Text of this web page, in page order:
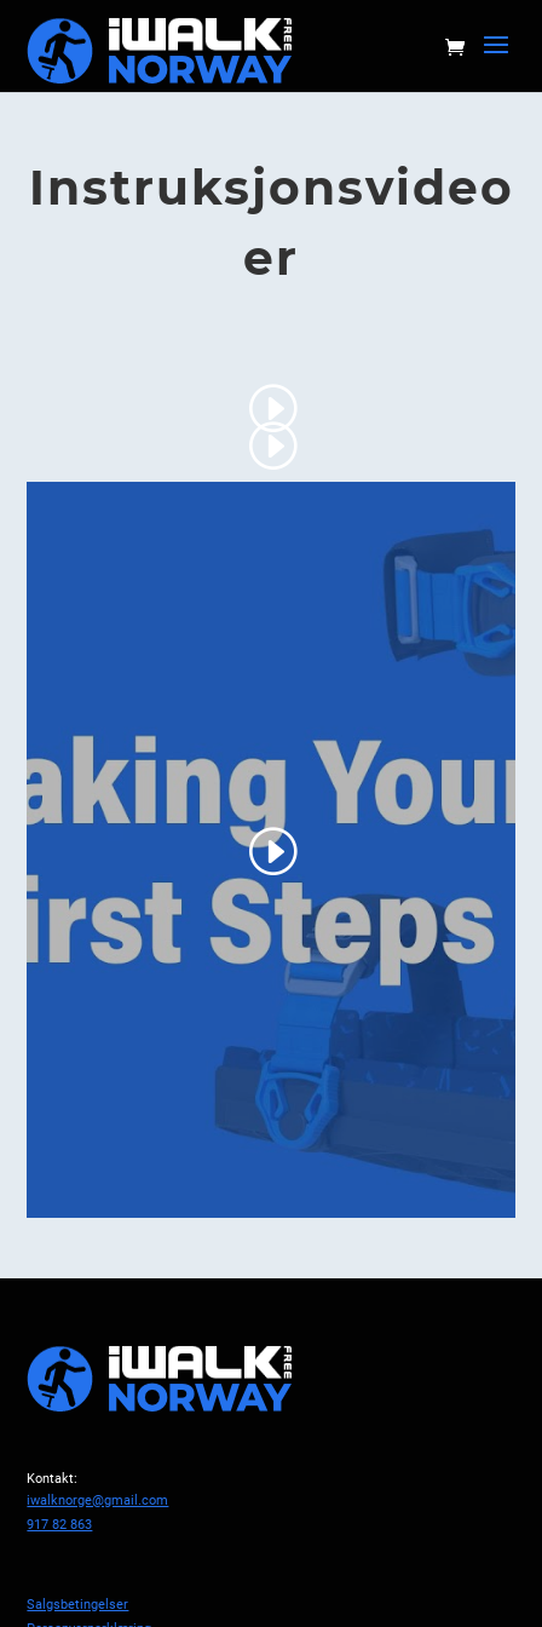
Instruksjonsvideo
er
Kontakt:
iwalknorge@gmail.com
917 82 863
Salgsbetingelser